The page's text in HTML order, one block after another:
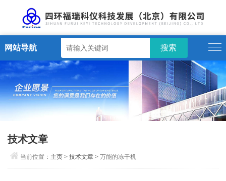
网站导航
技术文章
当前位置： 主页 >技术文章 > 万能的冻干机